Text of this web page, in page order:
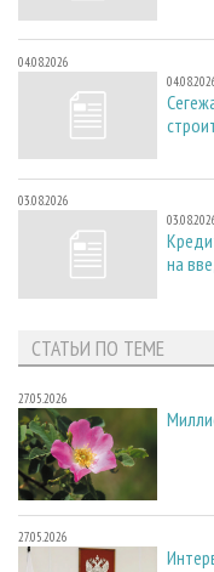
04.08.2026
03.08.2026
на
СТАТЬИ ПО ТЕМЕ
27.05.2026
27.05.2026